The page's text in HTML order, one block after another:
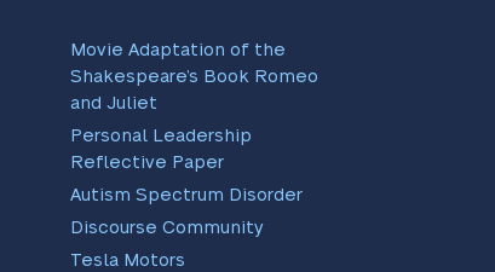
Movie Adaptation of the
Shakespeare’s Book Romeo
and Juliet
Personal Leadership
Reflective Paper
Autism Spectrum Disorder
Discourse Community
Tesla Motors